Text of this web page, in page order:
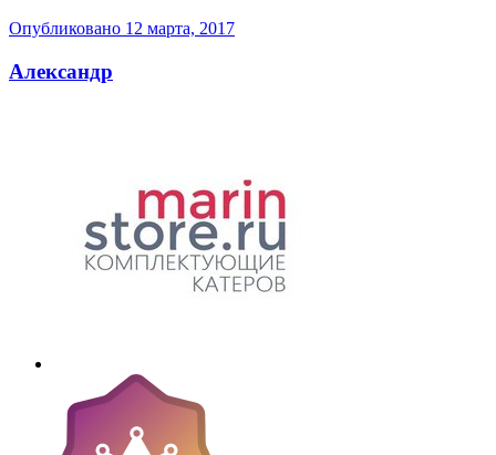
Опубликовано 12 марта, 2017
Александр